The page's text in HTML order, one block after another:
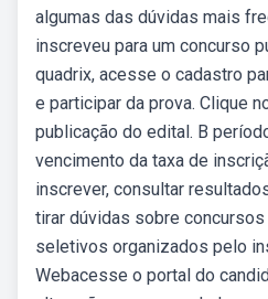
algumas das dúvidas mais
inscreveu para um concurso
quadrix, acesse o cadastro
e participar da prova. Clique
publicação do edital. B
vencimento da taxa de
inscrever, consultar
tirar dúvidas sobre
seletivos organizados pelo
Webacesse o portal do